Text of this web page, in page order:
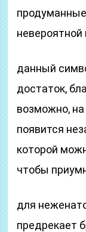
данный
достаток,
возможно, на
появится
которой
чтобы
для
предрекает